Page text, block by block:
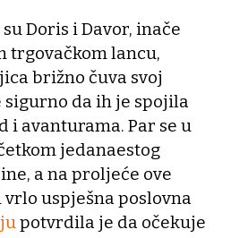
Doris i Davor, inače
trgovačkom lancu,
brižno čuva svoj
da ih je spojila
avanturama. Par se u
jedanaestog
a na proljeće ove
uspješna poslovna
potvrdila je da očekuje